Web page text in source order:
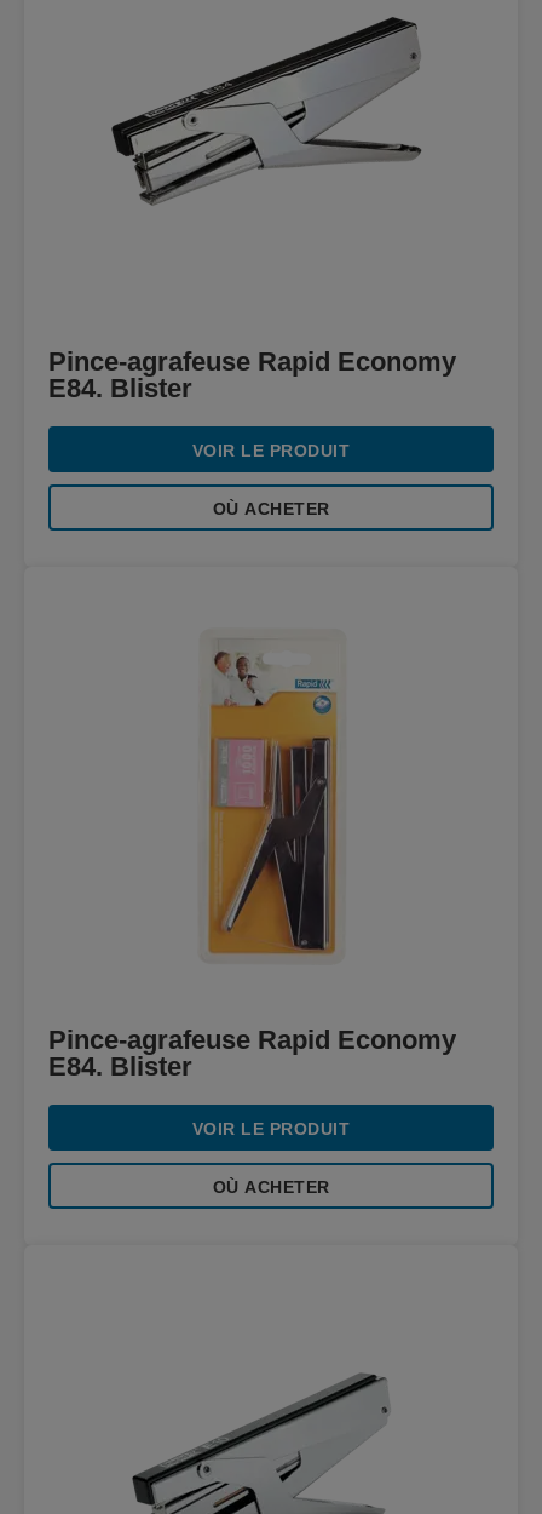
Pince-agrafeuse Rapid Economy
E84. Blister
VOIR LE PRODUIT
OÙ ACHETER
Pince-agrafeuse Rapid Economy
E84. Blister
VOIR LE PRODUIT
OÙ ACHETER